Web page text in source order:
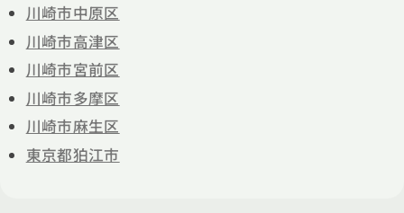
川崎市中原区
川崎市高津区
川崎市宮前区
川崎市多摩区
川崎市麻生区
東京都狛江市